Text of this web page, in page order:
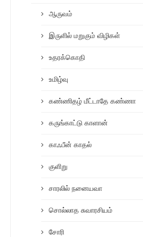
ஆருவம்
இருளில் மறுகும் விழிகள்
உதரக்கொதி
உமிழ்வு
கண்ணிதழ் மீட்டாதே கண்ணா
கருங்காட்டு காளான்
காஃபீன் காதல்
குளிறு
சாரலில் நனையவா
சொல்லாத சுவாரசியம்
சோரி